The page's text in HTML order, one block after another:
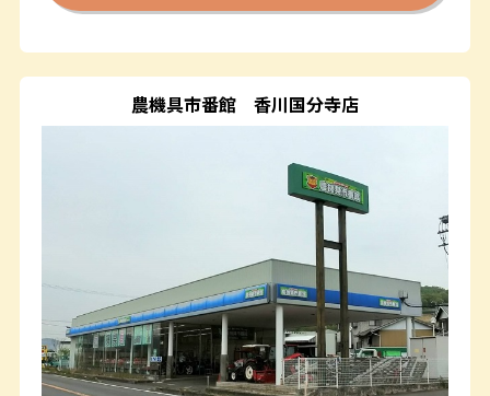
農機具市番館 香川国分寺店